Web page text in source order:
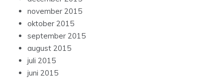
november 2015
oktober 2015
september 2015
august 2015
juli 2015
juni 2015